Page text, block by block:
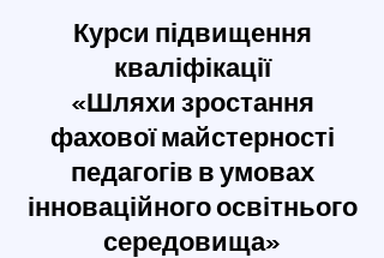
Курси підвищення
кваліфікації
«Шляхи зростання
фахової майстерності
педагогів в умовах
інноваційного освітнього
середовища»